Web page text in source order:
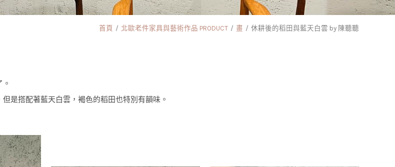
首頁 北歐老件家具與藝術作品 PRODUCT 畫 休耕後的稻田與藍天白雲 by 陳聽聽
是搭配著藍天白雲，褐色的稻田也特別有韻味。